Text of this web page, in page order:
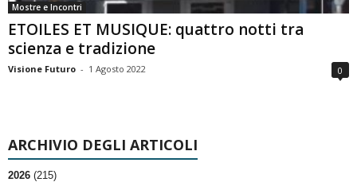
Mostre e Incontri
ETOILES ET MUSIQUE: quattro notti tra
scienza e tradizione
Visione Futuro - 1 Agosto 2022 0
ARCHIVIO DEGLI ARTICOLI
2026 (215)